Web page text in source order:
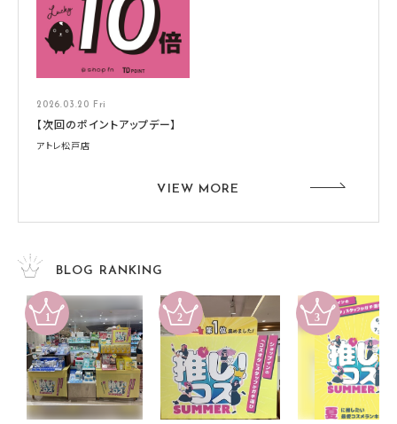
2026.03.20 Fri
【次回のポイントアップデー】
アトレ松戸店
VIEW MORE
BLOG RANKING